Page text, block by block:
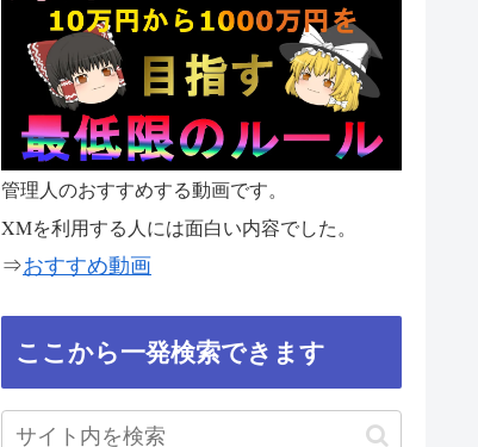
管理人のおすすめする動画です。
XMを利用する人には面白い内容でした。
⇒おすすめ動画
ここから一発検索できます